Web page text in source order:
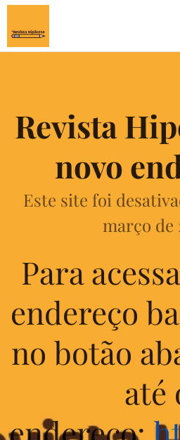
Revista
novo
Este site foi
março de
Para
endereço
no botão
até